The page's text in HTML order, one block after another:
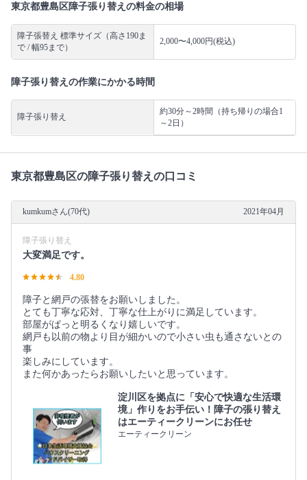
東京都豊島区障子張り替えの料金の相場
障子張替え 標準サイズ（高さ190ま
で / 幅95まで）
2,000〜4,000円(税込)
障子張り替えの作業にかかる時間
障子張り替え
約30分～2時間（持ち帰りの場合1
～2日）
東京都豊島区の障子張り替えの口コミ
kumkumさん(70代) 2021年04月
障子張り替え
大変満足です。
4.80
障子と網戸の張替をお願いしました。
とても丁寧な応対、丁寧な仕上がりに満足しています。
部屋がぱっと明るくなり嬉しいです。
網戸も以前の物より目が細かいので小さい虫も通さないとの
事
楽しみにしています。
また何かあったらお願いしたいと思っています。
淀川区を拠点に「安心で快適な生活環
境」作りをお手伝い！障子の張り替え
はエーティークリーンにお任せ
エーティークリーン